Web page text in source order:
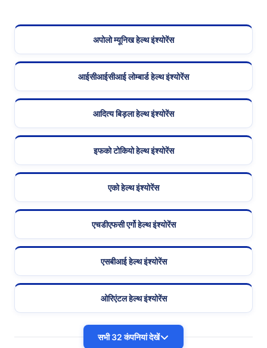
अपोलो म्यूनिख हेल्थ इंश्योरेंस
आईसीआईसीआई लोम्बार्ड हेल्थ इंश्योरेंस
आदित्य बिड़ला हेल्थ इंश्योरेंस
इफको टोकियो हेल्थ इंश्योरेंस
एको हेल्थ इंश्योरेंस
एचडीएफसी एर्गो हेल्थ इंश्योरेंस
एसबीआई हेल्थ इंश्योरेंस
ओरिएंटल हेल्थ इंश्योरेंस
सभी 32 कंपनियां देखें